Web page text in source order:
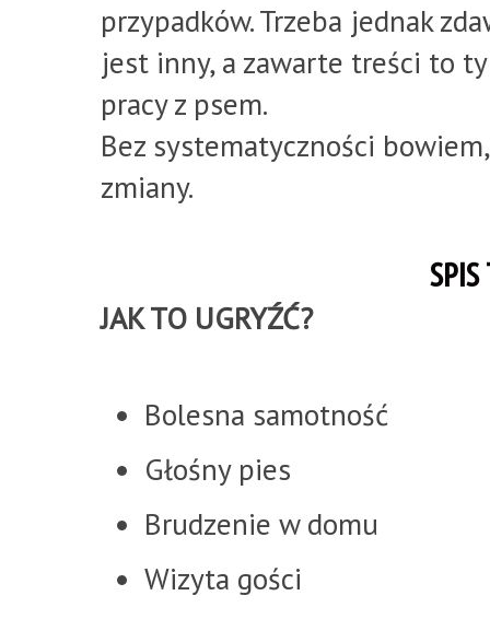
przypadków. Trzeba jednak
jest inny, a zawarte treści to
pracy z psem.
Bez systematyczności
zmiany.
SPIS
JAK TO UGRYŹĆ?
Bolesna samotność
Głośny pies
Brudzenie w domu
Wizyta gości